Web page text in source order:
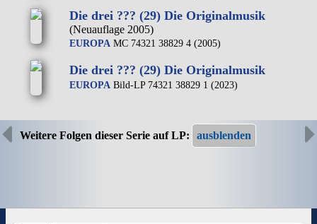
Die drei ??? (29) Die Originalmusik
(Neuauflage 2005)
EUROPA MC 74321 38829 4 (2005)
Die drei ??? (29) Die Originalmusik
EUROPA Bild-LP 74321 38829 1 (2023)
Weitere Folgen dieser Serie auf LP: